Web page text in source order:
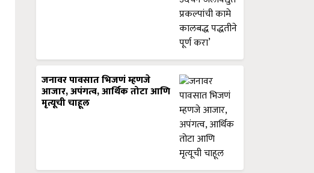
जनावर पावसात भिजणं म्हणजे
आजार, अपंगत्व, आर्थिक तोटा आणि
मृत्यूची चाहूल